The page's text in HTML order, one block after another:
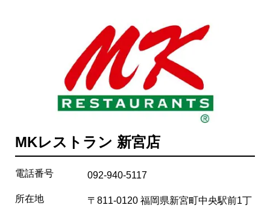
MKレストラン 新宮店
電話番号 092-940-5117
所在地
〒811-0120 福岡県新宮町中央駅前1丁